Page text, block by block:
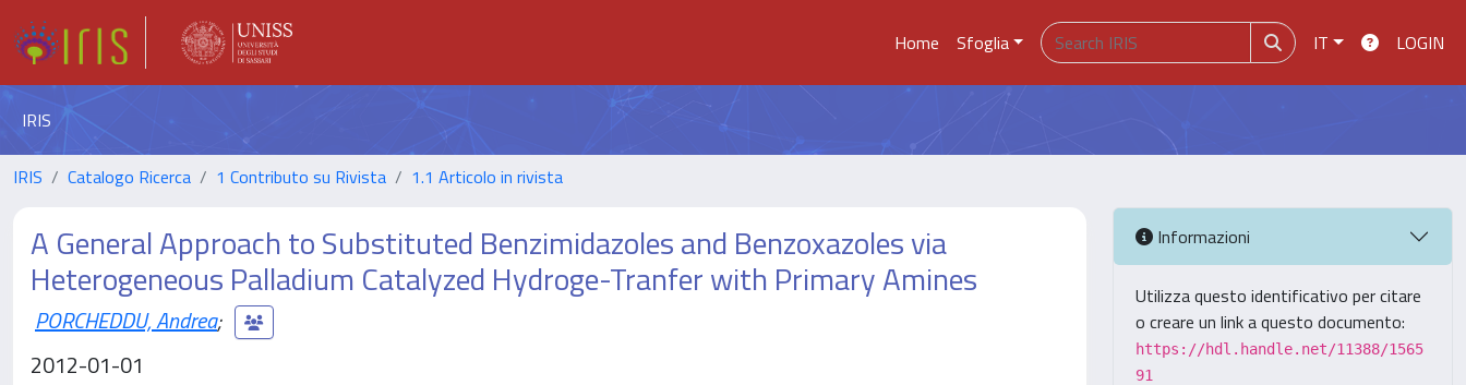
Home Sfoglia IT LOGIN
IRIS
IRIS Catalogo Ricerca 1 Contributo su Rivista 1.1 Articolo in rivista
A General Approach to Substituted Benzimidazoles and Benzoxazoles via
Heterogeneous Palladium Catalyzed Hydroge-Tranfer with Primary Amines
PORCHEDDU, Andrea;
2012-01-01
Informazioni
Utilizza questo identificativo per citare
o creare un link a questo documento:
https://hdl.handle.net/11388/1565
91